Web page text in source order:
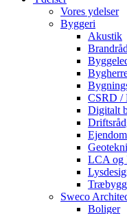
Vores ydelser
Byggeri
Akustik
CSRD /
Digitalt
LCA og
Sweco
Boliger